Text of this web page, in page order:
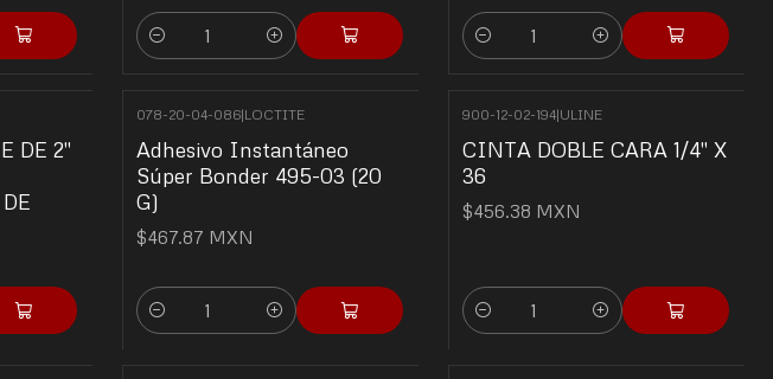
Quantity Quantity
DE 2"
078-20-04-086|LOCTITE
Adhesivo Instantáneo
Súper Bonder 495-03 (20
G)
$467.87 MXN
Quantity
900-12-02-194|ULINE
CINTA DOBLE CARA 1/4" X
36
$456.38 MXN
Quantity